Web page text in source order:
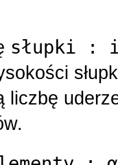
słupki
liczbę